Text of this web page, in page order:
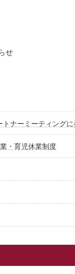
せ
ナーミーティングに
・育児休業制度